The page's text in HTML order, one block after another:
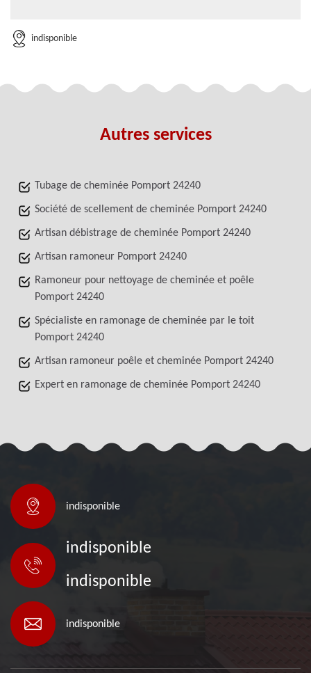
indisponible
Autres services
Tubage de cheminée Pomport 24240
Société de scellement de cheminée Pomport 24240
Artisan débistrage de cheminée Pomport 24240
Artisan ramoneur Pomport 24240
Ramoneur pour nettoyage de cheminée et poêle
Pomport 24240
Spécialiste en ramonage de cheminée par le toit
Pomport 24240
Artisan ramoneur poêle et cheminée Pomport 24240
Expert en ramonage de cheminée Pomport 24240
indisponible
indisponible
indisponible
indisponible